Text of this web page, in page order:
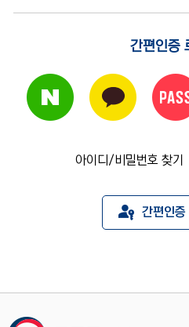
간편인증
아이디/비밀번호 찾기
간편인증